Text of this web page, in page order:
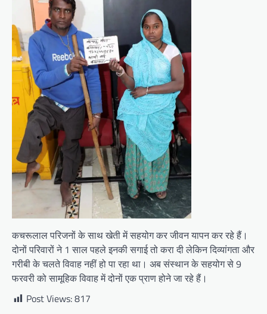
कचरूलाल परिजनों के साथ खेती में सहयोग कर जीवन यापन कर रहे हैं।
दोनों परिवारों ने 1 साल पहले इनकी सगाई तो करा दी लेकिन दिव्यांगता और
गरीबी के चलते विवाह नहीं हो पा रहा था। अब संस्थान के सहयोग से 9
फरवरी को सामूहिक विवाह में दोनों एक प्राण होने जा रहे हैं।
Post Views:817